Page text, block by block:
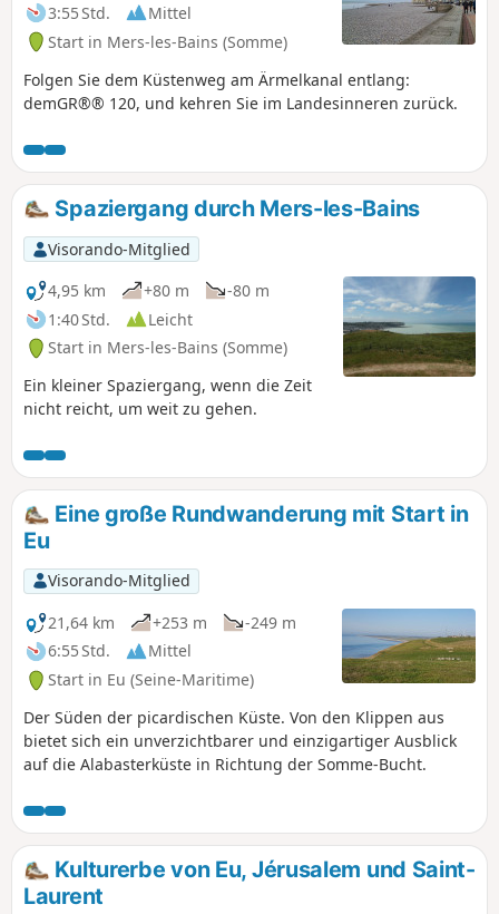
3:55 Std.
Mittel
Start in Mers-les-Bains (Somme)
Folgen Sie dem Küstenweg am Ärmelkanal entlang:
demGR®® 120, und kehren Sie im Landesinneren zurück.
Spaziergang durch Mers-les-Bains
Visorando-Mitglied
4,95 km
+80 m
-80 m
1:40 Std.
Leicht
Start in Mers-les-Bains (Somme)
Ein kleiner Spaziergang, wenn die Zeit
nicht reicht, um weit zu gehen.
Eine große Rundwanderung mit Start in
Eu
Visorando-Mitglied
21,64 km
+253 m
-249 m
6:55 Std.
Mittel
Start in Eu (Seine-Maritime)
Der Süden der picardischen Küste. Von den Klippen aus
bietet sich ein unverzichtbarer und einzigartiger Ausblick
auf die Alabasterküste in Richtung der Somme-Bucht.
Kulturerbe von Eu, Jérusalem und Saint-
Laurent